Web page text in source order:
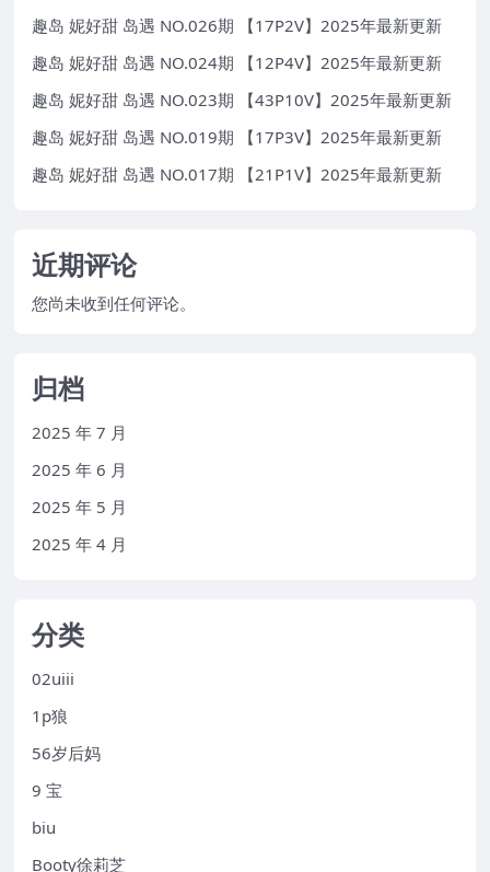
趣岛 妮好甜 岛遇 NO.026期 【17P2V】2025年最新更新
趣岛 妮好甜 岛遇 NO.024期 【12P4V】2025年最新更新
趣岛 妮好甜 岛遇 NO.023期 【43P10V】2025年最新更新
趣岛 妮好甜 岛遇 NO.019期 【17P3V】2025年最新更新
趣岛 妮好甜 岛遇 NO.017期 【21P1V】2025年最新更新
近期评论
您尚未收到任何评论。
归档
2025 年 7 月
2025 年 6 月
2025 年 5 月
2025 年 4 月
分类
02uiii
1p狼
56岁后妈
9 宝
biu
Booty徐莉芝